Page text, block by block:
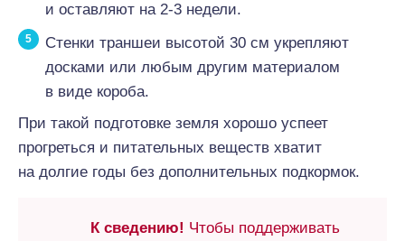
и оставляют на 2-3 недели.
Стенки траншеи высотой 30 см укрепляют
досками или любым другим материалом
в виде короба.
При такой подготовке земля хорошо успеет
прогреться и питательных веществ хватит
на долгие годы без дополнительных подкормок.
К сведению! Чтобы поддерживать